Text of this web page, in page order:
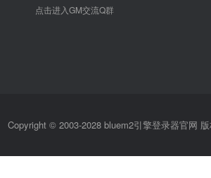
点击进入GM交流Q群
Copyright © 2003-2028 bluem2引擎登录器官网